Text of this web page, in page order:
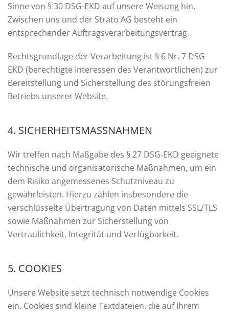
Sinne von § 30 DSG-EKD auf unsere Weisung hin.
Zwischen uns und der Strato AG besteht ein
entsprechender Auftragsverarbeitungsvertrag.
Rechtsgrundlage der Verarbeitung ist § 6 Nr. 7 DSG-
EKD (berechtigte Interessen des Verantwortlichen) zur
Bereitstellung und Sicherstellung des störungsfreien
Betriebs unserer Website.
4. SICHERHEITSMASSNAHMEN
Wir treffen nach Maßgabe des § 27 DSG-EKD geeignete
technische und organisatorische Maßnahmen, um ein
dem Risiko angemessenes Schutzniveau zu
gewährleisten. Hierzu zählen insbesondere die
verschlüsselte Übertragung von Daten mittels SSL/TLS
sowie Maßnahmen zur Sicherstellung von
Vertraulichkeit, Integrität und Verfügbarkeit.
5. COOKIES
Unsere Website setzt technisch notwendige Cookies
ein. Cookies sind kleine Textdateien, die auf Ihrem